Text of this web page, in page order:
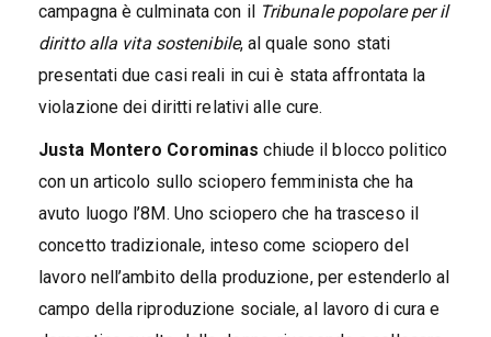
campagna è culminata con il Tribunale popolare per il
diritto alla vita sostenibile, al quale sono stati
presentati due casi reali in cui è stata affrontata la
violazione dei diritti relativi alle cure.
Justa Montero Corominas chiude il blocco politico
con un articolo sullo sciopero femminista che ha
avuto luogo l’8M. Uno sciopero che ha trasceso il
concetto tradizionale, inteso come sciopero del
lavoro nell’ambito della produzione, per estenderlo al
campo della riproduzione sociale, al lavoro di cura e